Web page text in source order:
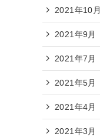
2021年10月
2021年9月
2021年7月
2021年5月
2021年4月
2021年3月